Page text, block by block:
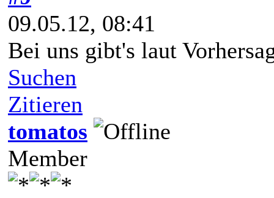
09.05.12, 08:41
Bei uns gibt's laut
Suchen
Zitieren
tomatos
Member